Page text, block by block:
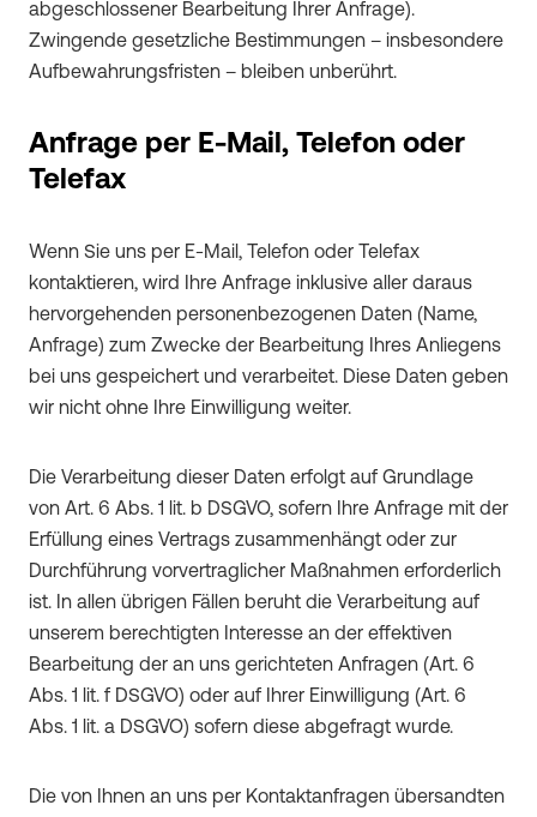
abgeschlossener Bearbeitung Ihrer Anfrage).
Zwingende gesetzliche Bestimmungen – insbesondere
Aufbewahrungsfristen – bleiben unberührt.
Anfrage per E-Mail, Telefon oder
Telefax
Wenn Sie uns per E-Mail, Telefon oder Telefax
kontaktieren, wird Ihre Anfrage inklusive aller daraus
hervorgehenden personenbezogenen Daten (Name,
Anfrage) zum Zwecke der Bearbeitung Ihres Anliegens
bei uns gespeichert und verarbeitet. Diese Daten geben
wir nicht ohne Ihre Einwilligung weiter.
Die Verarbeitung dieser Daten erfolgt auf Grundlage
von Art. 6 Abs. 1 lit. b DSGVO, sofern Ihre Anfrage mit der
Erfüllung eines Vertrags zusammenhängt oder zur
Durchführung vorvertraglicher Maßnahmen erforderlich
ist. In allen übrigen Fällen beruht die Verarbeitung auf
unserem berechtigten Interesse an der effektiven
Bearbeitung der an uns gerichteten Anfragen (Art. 6
Abs. 1 lit. f DSGVO) oder auf Ihrer Einwilligung (Art. 6
Abs. 1 lit. a DSGVO) sofern diese abgefragt wurde.
Die von Ihnen an uns per Kontaktanfragen übersandten